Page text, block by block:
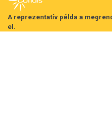
A reprezentatív példa a
el.